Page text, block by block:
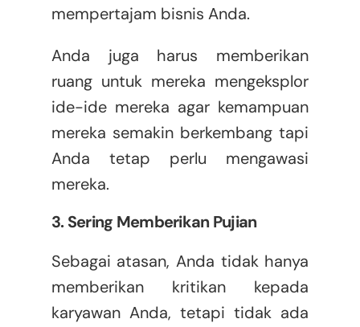
mempertajam bisnis Anda.
Anda juga harus memberikan
ruang untuk mereka mengeksplor
ide-ide mereka agar kemampuan
mereka semakin berkembang tapi
Anda tetap perlu mengawasi
mereka.
3. Sering Memberikan Pujian
Sebagai atasan, Anda tidak hanya
memberikan kritikan kepada
karyawan Anda, tetapi tidak ada